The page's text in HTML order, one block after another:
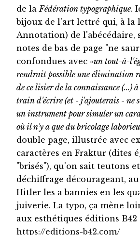
de la Fédération typographique.
bijoux de l'art lettré qui, à la
Annotation) de l'abécédaire,
notes de bas de page "ne
confondues avec «un tout-à-
rendrait possible une élimination
de ce lisier de la connaissance (...)
train d'écrire (et - j'ajouterais - ne
un instrument pour simuler un
où il n'y a que du bricolage
double page, illustrée avec
caractères en Fraktur (dites
"brisés"), qu'on sait teutons
déchiffrage décourageant,
Hitler les a bannies en les
juiverie. La typo, ça mène
aux esthétiques éditions B42
https://editions-b42.com/